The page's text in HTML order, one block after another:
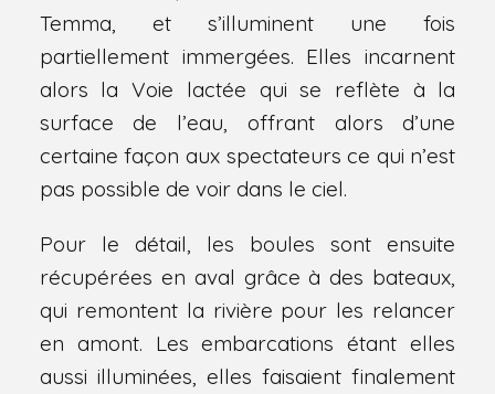
Temma, et s’illuminent une fois
partiellement immergées. Elles incarnent
alors la Voie lactée qui se reflète à la
surface de l’eau, offrant alors d’une
certaine façon aux spectateurs ce qui n’est
pas possible de voir dans le ciel.
Pour le détail, les boules sont ensuite
récupérées en aval grâce à des bateaux,
qui remontent la rivière pour les relancer
en amont. Les embarcations étant elles
aussi illuminées, elles faisaient finalement